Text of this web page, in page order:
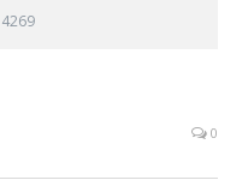
4269
0